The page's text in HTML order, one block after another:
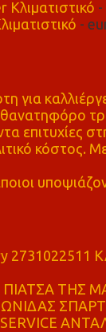
-
επιτυχίες
κόστος.
ΤΗΣ